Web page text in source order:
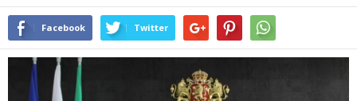
Facebook Twitter